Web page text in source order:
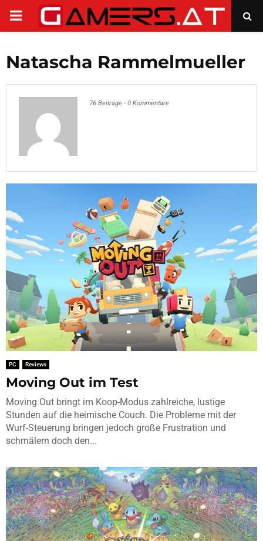
PRIMARY
Natascha Rammelmueller
76 Beiträge - 0 Kommentare
PC Reviews
Moving Out im Test
Moving Out bringt im Koop-Modus zahlreiche, lustige
Stunden auf die heimische Couch. Die Probleme mit der
Wurf-Steuerung bringen jedoch große Frustration und
schmälern doch den...